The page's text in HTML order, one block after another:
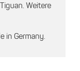
Weitere
in Germany.